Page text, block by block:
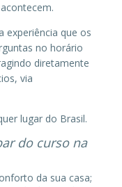
experiência que os
no horário
diretamente
via
lugar do Brasil.
do curso na
da sua casa;